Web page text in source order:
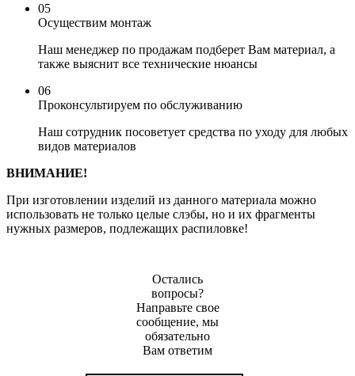
05
Осуществим монтаж
Наш менеджер по продажам подберет Вам материал, а
также выяснит все технические нюансы
06
Проконсультируем по обслуживанию
Наш сотрудник посоветует средства по уходу для любых
видов материалов
ВНИМАНИЕ!
При изготовлении изделий из данного материала можно
использовать не только целые слэбы, но и их фрагменты
нужных размеров, подлежащих распиловке!
Остались
вопросы?
Направьте свое
сообщение, мы
обязательно
Вам ответим